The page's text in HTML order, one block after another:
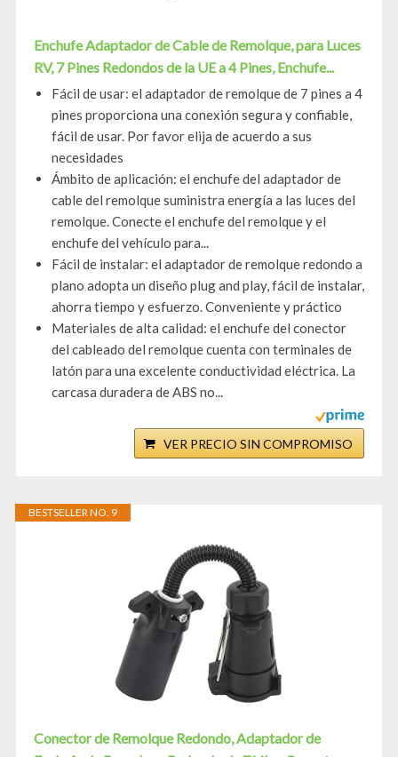
Enchufe Adaptador de Cable de Remolque, para Luces
RV, 7 Pines Redondos de la UE a 4 Pines, Enchufe...
Fácil de usar: el adaptador de remolque de 7 pines a 4
pines proporciona una conexión segura y confiable,
fácil de usar. Por favor elija de acuerdo a sus
necesidades
Ámbito de aplicación: el enchufe del adaptador de
cable del remolque suministra energía a las luces del
remolque. Conecte el enchufe del remolque y el
enchufe del vehículo para...
Fácil de instalar: el adaptador de remolque redondo a
plano adopta un diseño plug and play, fácil de instalar,
ahorra tiempo y esfuerzo. Conveniente y práctico
Materiales de alta calidad: el enchufe del conector
del cableado del remolque cuenta con terminales de
latón para una excelente conductividad eléctrica. La
carcasa duradera de ABS no...
VER PRECIO SIN COMPROMISO
BESTSELLER NO. 9
Conector de Remolque Redondo, Adaptador de